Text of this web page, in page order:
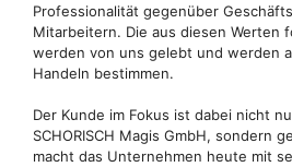
Professionalität gegenüber
Mitarbeitern. Die aus diesen Werten
werden von uns gelebt und werden
Handeln bestimmen.
Der Kunde im Fokus ist dabei nicht
SCHORISCH Magis GmbH, sondern
macht das Unternehmen heute mit